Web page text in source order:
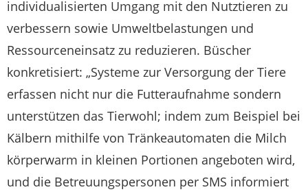
individualisierten Umgang mit den Nutztieren zu
verbessern sowie Umweltbelastungen und
Ressourceneinsatz zu reduzieren. Büscher
konkretisiert: „Systeme zur Versorgung der Tiere
erfassen nicht nur die Futteraufnahme sondern
unterstützen das Tierwohl; indem zum Beispiel bei
Kälbern mithilfe von Tränkeautomaten die Milch
körperwarm in kleinen Portionen angeboten wird,
und die Betreuungspersonen per SMS informiert